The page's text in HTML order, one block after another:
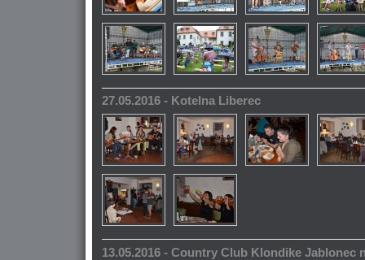
27.05.2016 - Kotelna Liberec
13.05.2016 - Country Club Klondike Jablonec